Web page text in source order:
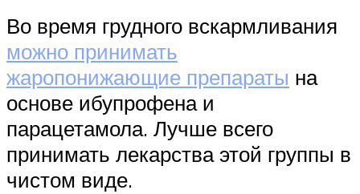
Во время грудного вскармливания
можно принимать
жаропонижающие препараты на
основе ибупрофена и
парацетамола. Лучше всего
принимать лекарства этой группы в
чистом виде.